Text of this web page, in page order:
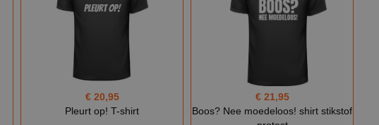
€ 20,95
Pleurt op! T-shirt
€ 21,95
Boos? Nee moedeloos! shirt stikstof